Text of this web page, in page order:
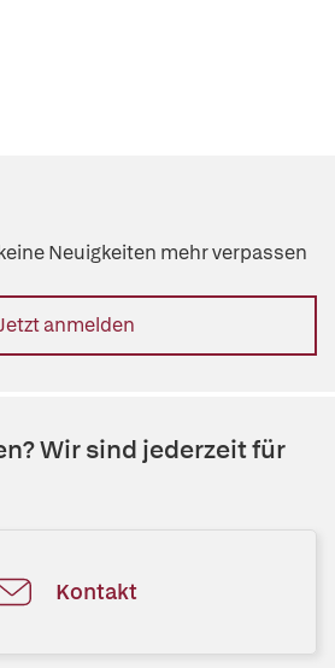
Neuigkeiten mehr verpassen
anmelden
Wir sind jederzeit für
Kontakt